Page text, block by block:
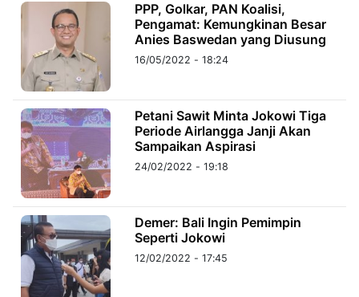
Kabarbaru.co
PT.
Kabarbaru
Media
Holding
PPP, Golkar, PAN Koalisi,
Pengamat: Kemungkinan Besar
Anies Baswedan yang Diusung
16/05/2022 - 18:24
Petani Sawit Minta Jokowi Tiga
Periode Airlangga Janji Akan
Sampaikan Aspirasi
24/02/2022 - 19:18
Demer: Bali Ingin Pemimpin
Seperti Jokowi
12/02/2022 - 17:45